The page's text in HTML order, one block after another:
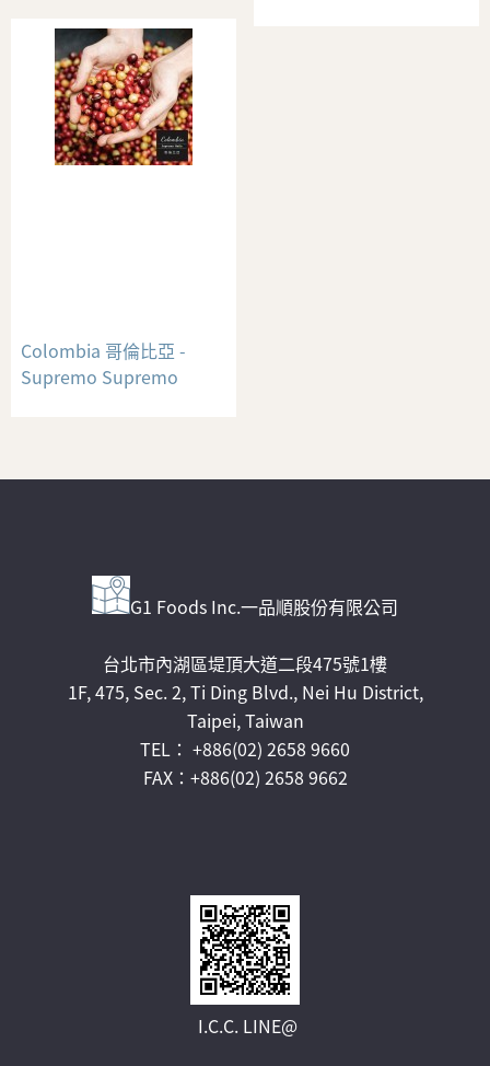
Colombia 哥倫比亞 -
Supremo Supremo
G1 Foods Inc.一品順股份有限公司
台北市內湖區堤頂大道二段475號1樓
1F, 475, Sec. 2, Ti Ding Blvd., Nei Hu District,
Taipei, Taiwan
TEL： +886(02) 2658 9660
FAX：+886(02) 2658 9662
I.C.C. LINE@